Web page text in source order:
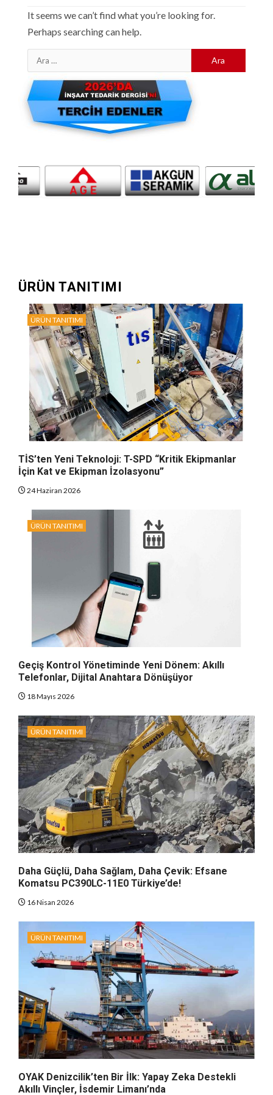
It seems we can’t find what you’re looking for.
Perhaps searching can help.
Arama:
ÜRÜN TANITIMI
ÜRÜN TANITIMI
TİS’ten Yeni Teknoloji: T-SPD “Kritik Ekipmanlar
İçin Kat ve Ekipman İzolasyonu”
24 Haziran 2026
ÜRÜN TANITIMI
Geçiş Kontrol Yönetiminde Yeni Dönem: Akıllı
Telefonlar, Dijital Anahtara Dönüşüyor
18 Mayıs 2026
ÜRÜN TANITIMI
Daha Güçlü, Daha Sağlam, Daha Çevik: Efsane
Komatsu PC390LC-11E0 Türkiye’de!
16 Nisan 2026
ÜRÜN TANITIMI
OYAK Denizcilik’ten Bir İlk: Yapay Zeka Destekli
Akıllı Vinçler, İsdemir Limanı’nda